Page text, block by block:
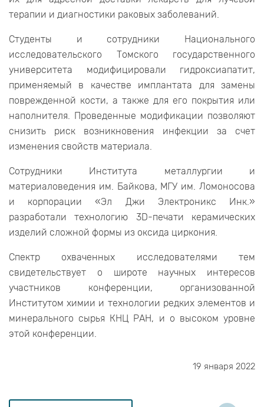
терапии и диагностики раковых заболеваний.
Студенты и сотрудники Национального
исследовательского Томского государственного
университета модифицировали гидроксиапатит,
применяемый в качестве имплантата для замены
поврежденной кости, а также для его покрытия или
наполнителя. Проведенные модификации позволяют
снизить риск возникновения инфекции за счет
изменения свойств материала.
Сотрудники Института металлургии и
материаловедения им. Байкова, МГУ им. Ломоносова
и корпорации «Эл Джи Электроникс Инк.»
разработали технологию 3D-печати керамических
изделий сложной формы из оксида циркония.
Спектр охваченных исследователями тем
свидетельствует о широте научных интересов
участников конференции, организованной
Институтом химии и технологии редких элементов и
минерального сырья КНЦ РАН, и о высоком уровне
этой конференции.
19 января 2022